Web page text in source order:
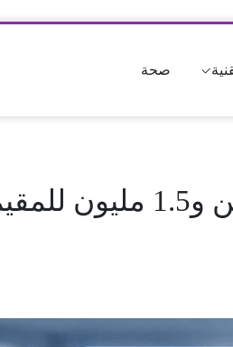
صحة